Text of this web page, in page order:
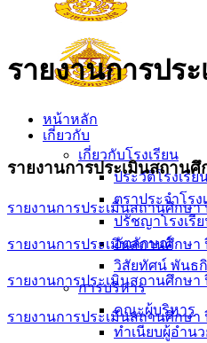
หน้าหลัก
เกี่ยวกับ
เกี่ยวกับโรงเรียน
ประวัติโรงเรีย
ตราประจำโรง
ปรัชญาโรงเรี
อัตลักษณ์
วิสัยทัศน์ พันธ
การบริหาร
คณะผู้บริหาร
ทำเนียบผู้อำน
รายงานการปร
รายงานการประเมินสถานศึ
รายงานการประเมินสถานศึกษา
รายงานการประเมินสถานศึกษา
รายงานการประเมินสถานศึกษา
รายงานการประเมินสถานศึกษา